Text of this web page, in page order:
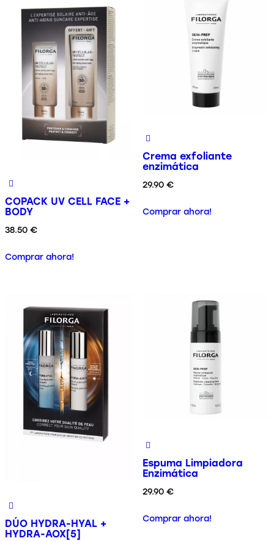
COPACK UV CELL FACE +
BODY
38.50 €
Comprar ahora!
Crema exfoliante
enzimática
29.90 €
Comprar ahora!
DÚO HYDRA-HYAL +
HYDRA-AOX[5]
Espuma Limpiadora
Enzimática
29.90 €
Comprar ahora!